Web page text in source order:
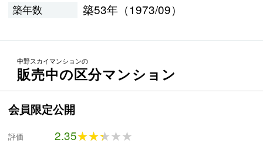
築年数 築53年（1973/09）
中野スカイマンションの
販売中の区分マンション
会員限定公開
評価 2.35★★★★★
★★★★★